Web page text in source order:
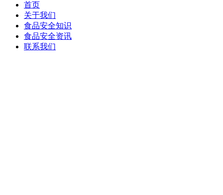
首页
关于我们
食品安全知识
食品安全资讯
联系我们